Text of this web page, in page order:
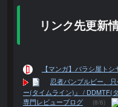
リンク先更新
【マンガ】バラシ屋ト
忍者バンブルビー、
ー(タイムライン)』 / DDMTF(
専門レビューブログ
(8/6)